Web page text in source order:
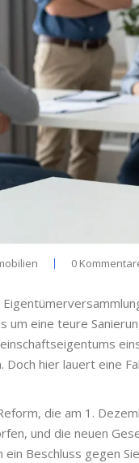
0
um eine teure
hier lauert eine
, die am 1.
und die neuen
Beschluss gegen